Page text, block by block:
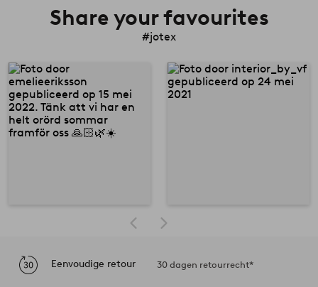
Share your favourites
#jotex
Eenvoudige retour 30 dagen retourrecht*